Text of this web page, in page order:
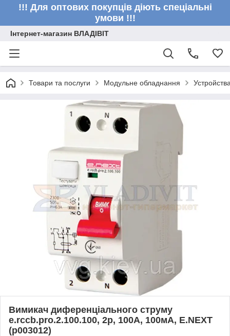
!!! Для оптових покупців діють спеціальні
умови !!!
Інтернет-магазин ВЛАДІВІТ
Товари та послуги Модульне обладнання
Вимикач диференціального струму
e.rccb.pro.2.100.100, 2р, 100А, 100мА, E.NEXT
(p003012)